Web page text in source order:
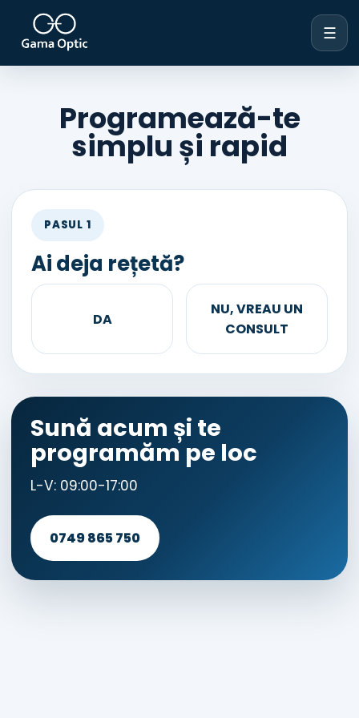
☰
Programează-te
simplu și rapid
PASUL 1
Ai deja rețetă?
DA
NU, VREAU UN
CONSULT
Sună acum și te
programăm pe loc
L-V: 09:00-17:00
0749 865 750